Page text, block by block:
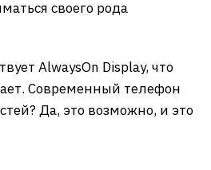
своего рода
AlwaysOn Display, что
Современный телефон
Да, это возможно, и это